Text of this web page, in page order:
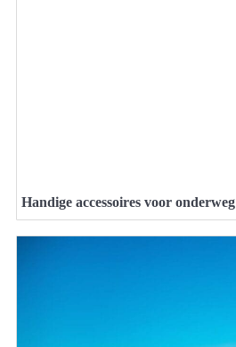
Handige accessoires voor onderweg